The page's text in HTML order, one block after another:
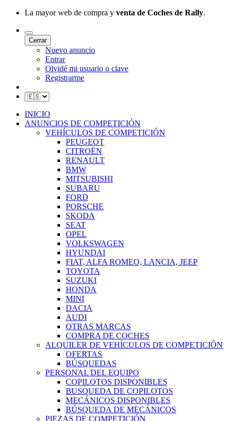
La mayor web de compra y venta de Coches de Rally.
Cerrar
Nuevo anuncio
Entrar
Olvidé mi usuario o clave
Registrarme
INICIO
ANUNCIOS DE COMPETICIÓN
VEHÍCULOS DE COMPETICIÓN
PEUGEOT
CITROËN
RENAULT
BMW
MITSUBISHI
SUBARU
FORD
PORSCHE
SKODA
SEAT
OPEL
VOLKSWAGEN
HYUNDAI
FIAT, ALFA ROMEO, LANCIA, JEEP
TOYOTA
SUZUKI
HONDA
MINI
DACIA
AUDI
OTRAS MARCAS
COMPRA DE COCHES
ALQUILER DE VEHÍCULOS DE COMPETICIÓN
OFERTAS
BÚSQUEDAS
PERSONAL DEL EQUIPO
COPILOTOS DISPONIBLES
BUSQUEDA DE COPILOTOS
MECÁNICOS DISPONIBLES
BÚSQUEDA DE MECÁNICOS
PIEZAS DE COMPETICIÓN